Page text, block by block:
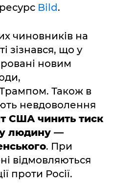
Bild.
чиновників на
зізнався, що у
новим
Також в
невдоволення
США чинить тиск
людину —
. При
відмовляються
проти Росії.